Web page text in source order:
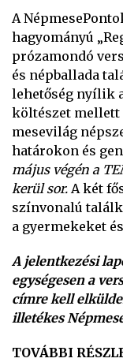
A
hagyományú
prózamondó
és népballada
lehetőség nyílik
költészet
mesevilág
határokon és
május végén a
kerül sor. A két
színvonalú
a gyermekeket
A jelentkezési
egységesen a
címre kell
illetékes
TOVÁBBI